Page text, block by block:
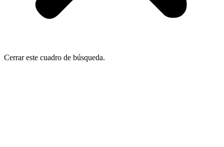
Cerrar este cuadro de búsqueda.